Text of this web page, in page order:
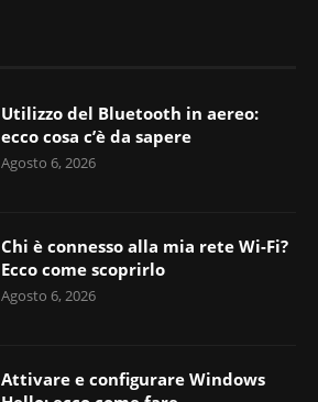
Utilizzo del Bluetooth in aereo:
ecco cosa c’è da sapere
Agosto 6, 2026
Chi è connesso alla mia rete Wi-Fi?
Ecco come scoprirlo
Agosto 6, 2026
Attivare e configurare Windows